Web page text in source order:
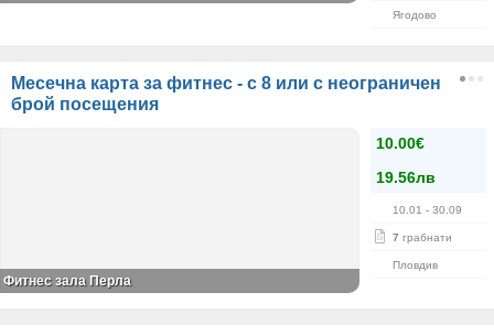
Ягодово
Месечна карта за фитнес - с 8 или с неограничен
брой посещения
10.00€
19.56лв
10.01 - 30.09
7 грабнати
Пловдив
Фитнес зала Перла